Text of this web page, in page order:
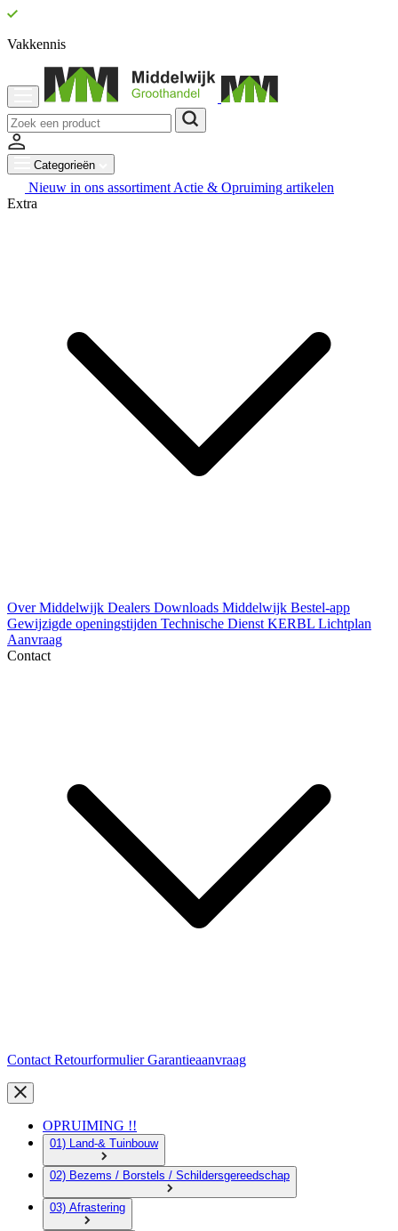
Vakkennis
Categorieën
Nieuw in ons assortiment Actie & Opruiming artikelen
Extra
Over Middelwijk Dealers Downloads Middelwijk Bestel-app
Gewijzigde openingstijden Technische Dienst KERBL Lichtplan
Aanvraag
Contact
Contact RetourformulierGarantieaanvraag
OPRUIMING !!
01) Land-& Tuinbouw
02) Bezems / Borstels / Schildersgereedschap
03) Afrastering